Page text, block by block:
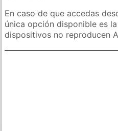
En caso de que accedas
única opción disponible es
dispositivos no reproducen